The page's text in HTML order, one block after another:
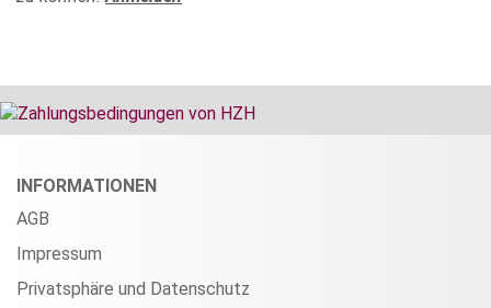
INFORMATIONEN
AGB
Impressum
Privatsphäre und Datenschutz